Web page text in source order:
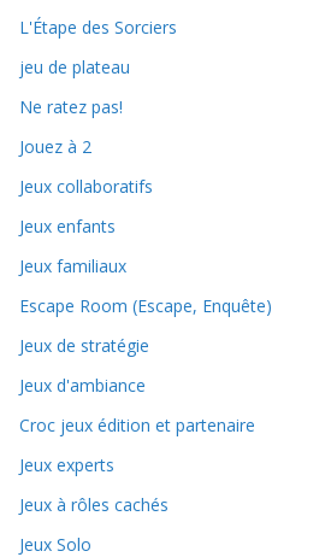
L'Étape des Sorciers
jeu de plateau
Ne ratez pas!
Jouez à 2
Jeux collaboratifs
Jeux enfants
Jeux familiaux
Escape Room (Escape, Enquête)
Jeux de stratégie
Jeux d'ambiance
Croc jeux édition et partenaire
Jeux experts
Jeux à rôles cachés
Jeux Solo